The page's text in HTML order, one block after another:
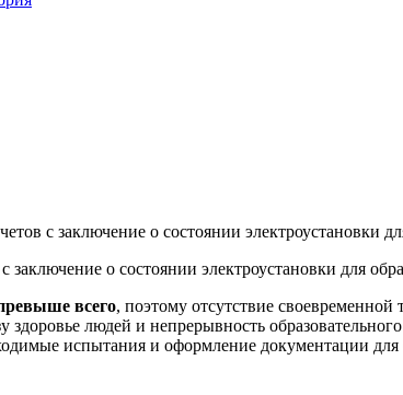
с заключение о состоянии
заключение о состоянии электроустановки для
всего, поэтому отсутствие
здоровье людей и непрерывность
испытания и оформление документации